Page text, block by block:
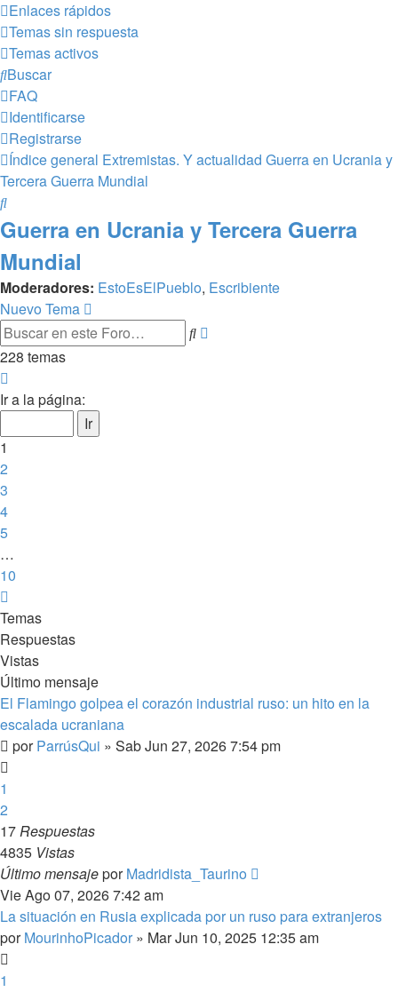
Enlaces rápidos
Temas sin respuesta
Temas activos
Buscar
FAQ
Identificarse
Registrarse
Índice general Extremistas. Y actualidad Guerra en Ucrania y
Tercera Guerra Mundial
Buscar
Guerra en Ucrania y Tercera Guerra
Mundial
Moderadores: EstoEsElPueblo, Escribiente
Nuevo Tema
Buscar
228 temas
1
10
Ir a la página:
1
2
3
4
5
…
10
Temas
Respuestas
Vistas
Último mensaje
El Flamingo golpea el corazón industrial ruso: un hito en la
escalada ucraniana
porParrúsQui » Sab Jun 27, 2026 7:54 pm
1
2
17Respuestas
4835 Vistas
Último mensajeporMadridista_Taurino
Vie Ago 07, 2026 7:42 am
La situación en Rusia explicada por un ruso para extranjeros
porMourinhoPicador » Mar Jun 10, 2025 12:35 am
1